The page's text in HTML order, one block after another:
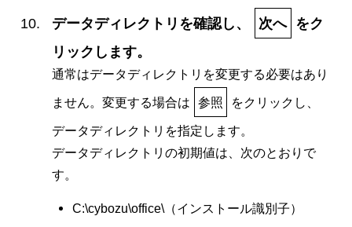
データディレクトリを確認し、 次へ をク
リックします。
通常はデータディレクトリを変更する必要はあり
ません。変更する場合は 参照 をクリックし、
データディレクトリを指定します。
データディレクトリの初期値は、次のとおりで
す。
C:\cybozu\office\（インストール識別子）